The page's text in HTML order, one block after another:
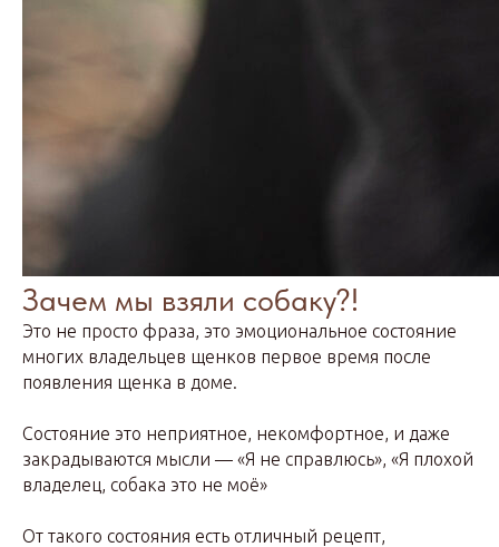
Зачем мы взяли собаку?!
Это не просто фраза, это эмоциональное состояние
многих владельцев щенков первое время после
появления щенка в доме.
Состояние это неприятное, некомфортное, и даже
закрадываются мысли — «Я не справлюсь», «Я плохой
владелец, собака это не моё»
От такого состояния есть отличный рецепт,